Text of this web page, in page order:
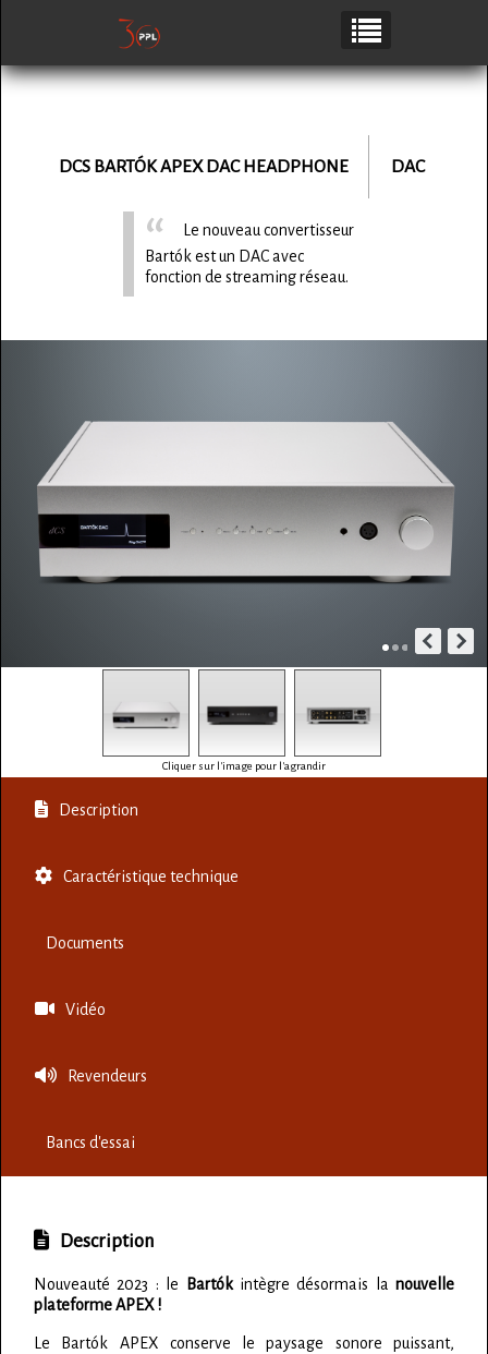
DCS BARTÓK APEX DAC HEADPHONE DAC
Le nouveau convertisseur
Bartók est un DAC avec
fonction de streaming réseau.
Cliquer sur l'image pour l'agrandir
Description
Caractéristique technique
Documents
Vidéo
Revendeurs
Bancs d'essai
Description
Nouveauté 2023 : le Bartók intègre désormais la nouvelle
plateforme APEX !
Le Bartók APEX conserve le paysage sonore puissant,